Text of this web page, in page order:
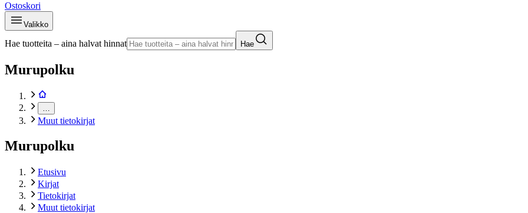
Ostoskori
Valikko
Hae tuotteita – aina halvat hinnat Hae
Murupolku
Muut tietokirjat
Murupolku
Etusivu
Kirjat
Tietokirjat
Muut tietokirjat